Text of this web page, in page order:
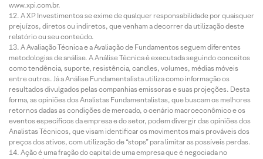
www.xpi.com.br.
A XP Investimentos se exime de qualquer responsabilidade por quaisquer
prejuízos, diretos ou indiretos, que venham a decorrer da utilização deste
relatório ou seu conteúdo.
A Avaliação Técnica e a Avaliação de Fundamentos seguem diferentes
metodologias de análise. A Análise Técnica é executada seguindo conceitos
como tendência, suporte, resistência, candles, volumes, médias móveis
entre outros. Já a Análise Fundamentalista utiliza como informação os
resultados divulgados pelas companhias emissoras e suas projeções. Desta
forma, as opiniões dos Analistas Fundamentalistas, que buscam os melhores
retornos dadas as condições de mercado, o cenário macroeconômico e os
eventos específicos da empresa e do setor, podem divergir das opiniões dos
Analistas Técnicos, que visam identificar os movimentos mais prováveis dos
preços dos ativos, com utilização de “stops” para limitar as possíveis perdas.
Ação é uma fração do capital de uma empresa que é negociada no